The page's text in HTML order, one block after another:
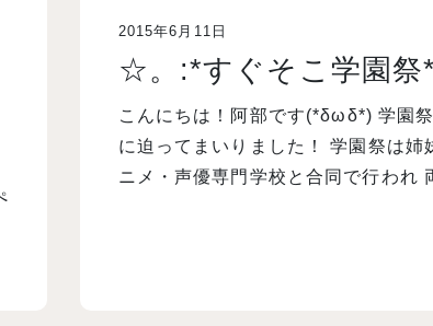
2015年6月11日
☆。:*すぐそこ学園
こんにちは！阿部です(*δωδ*) 学園
に迫ってまいりました！ 学園祭は姉
ニメ・声優専門学校と合同で行われ